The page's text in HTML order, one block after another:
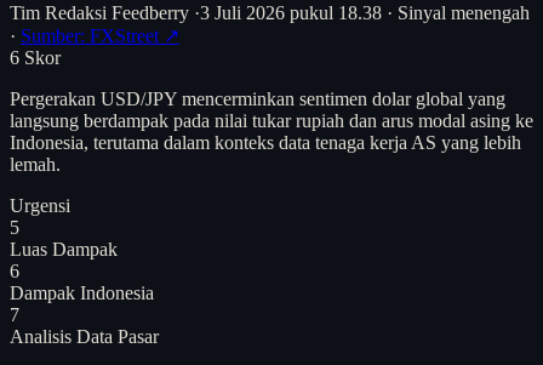
Tim Redaksi Feedberry ·3 Juli 2026 pukul 18.38 · Sinyal menengah
· Sumber: FXStreet ↗
6 Skor
Pergerakan USD/JPY mencerminkan sentimen dolar global yang
langsung berdampak pada nilai tukar rupiah dan arus modal asing ke
Indonesia, terutama dalam konteks data tenaga kerja AS yang lebih
lemah.
Urgensi
5
Luas Dampak
6
Dampak Indonesia
7
Analisis Data Pasar